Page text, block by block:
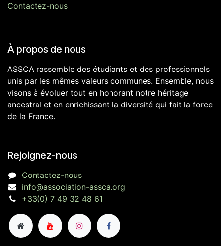
Contactez-nous
À propos de nous
ASSCA rassemble des étudiants et des professionnels
unis par les mêmes valeurs communes. Ensemble, nous
visons à évoluer tout en honorant notre héritage
ancestral et en enrichissant la diversité qui fait la force
de la France.
Rejoignez-nous
Contactez-nous
info@association-assca.org
+33(0) 7 49 32 48 61